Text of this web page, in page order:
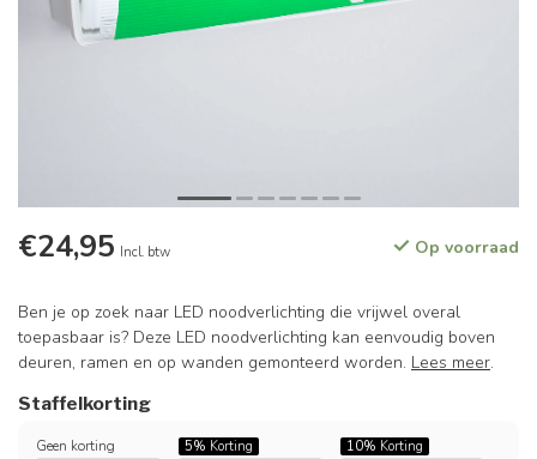
€24,95 Incl. btw Op voorraad
Ben je op zoek naar LED noodverlichting die vrijwel overal
toepasbaar is? Deze LED noodverlichting kan eenvoudig boven
deuren, ramen en op wanden gemonteerd worden. Lees meer.
Staffelkorting
Geen korting 5% Korting 10% Korting